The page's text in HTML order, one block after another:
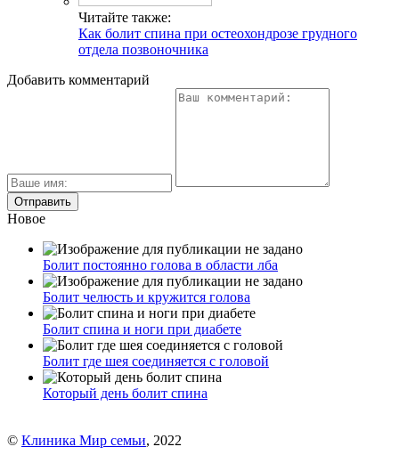
Читайте также:
Как болит спина при остеохондрозе грудного
отдела позвоночника
Добавить комментарий
Новое
Болит постоянно голова в области лба
Болит челюсть и кружится голова
Болит спина и ноги при диабете
Болит где шея соединяется с головой
Который день болит спина
© Клиника Мир семьи, 2022